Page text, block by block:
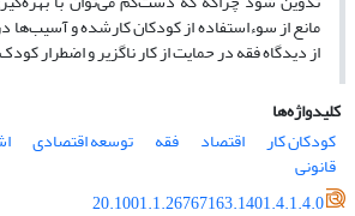
مانع از سوءاستفاده از کودکان کارشده و آسیب‌ها
از دیدگاه فقه در حمایت از کار ناگزیر و اضطرار
کلیدواژه‌ها
کودکان کار
اقتصاد فقه توسعه اقتصادی
قانونی
20.1001.1.26767163.1401.4.1.4.0